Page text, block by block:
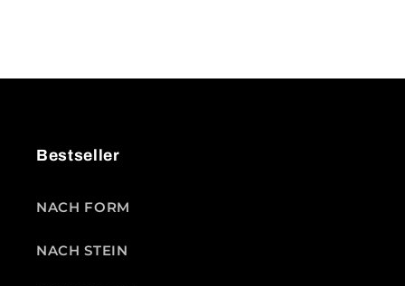
Bestseller
NACH FORM
NACH STEIN